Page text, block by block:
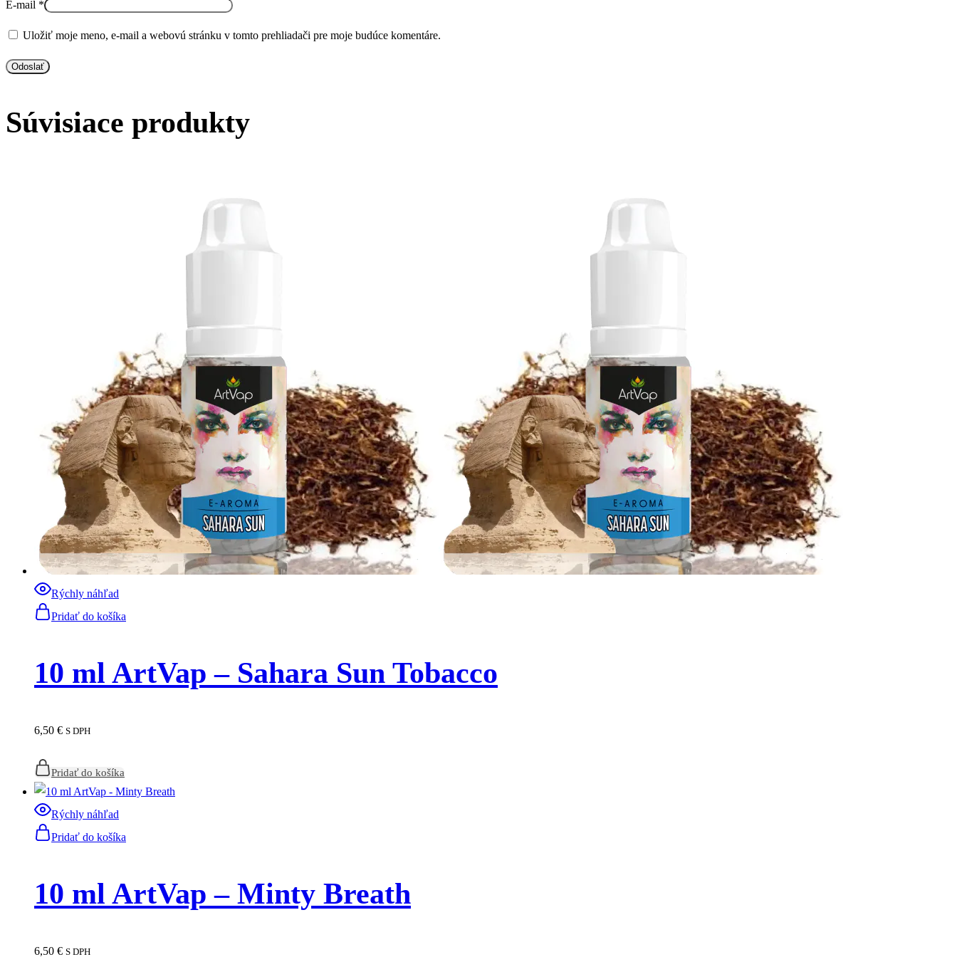
E-mail *
Uložiť moje meno, e-mail a webovú stránku v tomto prehliadači pre moje budúce komentáre.
Súvisiace produkty
Rýchly náhľad
Pridať do košíka
10 ml ArtVap – Sahara Sun Tobacco
6,50 € S DPH
Pridať do košíka
Rýchly náhľad
Pridať do košíka
10 ml ArtVap – Minty Breath
6,50 € S DPH